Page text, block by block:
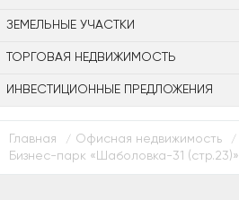
ЗЕМЕЛЬНЫЕ УЧАСТКИ
ТОРГОВАЯ НЕДВИЖИМОСТЬ
ИНВЕСТИЦИОННЫЕ ПРЕДЛОЖЕНИЯ
Главная / Офисная недвижимость /
Бизнес-парк «Шаболовка-31 (стр.23)»